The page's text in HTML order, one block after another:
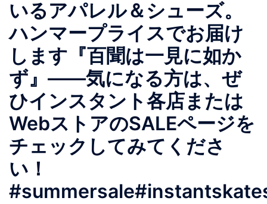
いるアパレル＆シューズ。
ハンマープライスでお届け
します『百聞は一見に如か
ず』——気になる方は、ぜ
ひインスタント各店または
WebストアのSALEページを
チェックしてみてくださ
い！